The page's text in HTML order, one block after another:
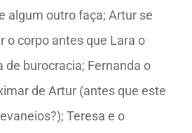
algum outro faça; Artur se
o corpo antes que Lara o
de burocracia; Fernanda o
de Artur (antes que este
Teresa e o